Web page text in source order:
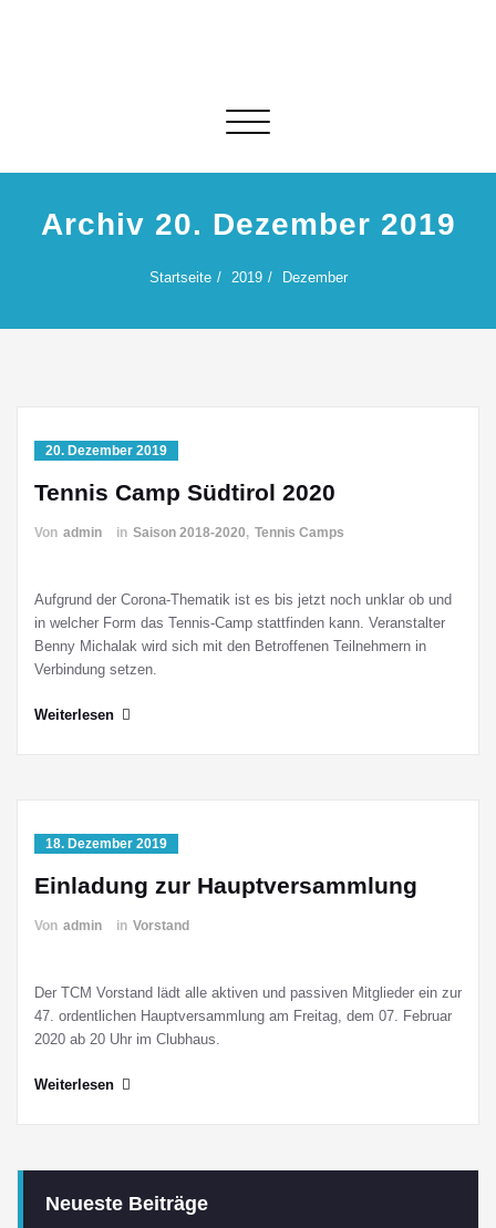
Schalte Navigation
Archiv 20. Dezember 2019
Startseite 2019 Dezember
20. Dezember 2019
Tennis Camp Südtirol 2020
Von admin in Saison 2018-2020, Tennis Camps
Aufgrund der Corona-Thematik ist es bis jetzt noch unklar ob und
in welcher Form das Tennis-Camp stattfinden kann. Veranstalter
Benny Michalak wird sich mit den Betroffenen Teilnehmern in
Verbindung setzen.
Weiterlesen
18. Dezember 2019
Einladung zur Hauptversammlung
Von admin in Vorstand
Der TCM Vorstand lädt alle aktiven und passiven Mitglieder ein zur
47. ordentlichen Hauptversammlung am Freitag, dem 07. Februar
2020 ab 20 Uhr im Clubhaus.
Weiterlesen
Neueste Beiträge